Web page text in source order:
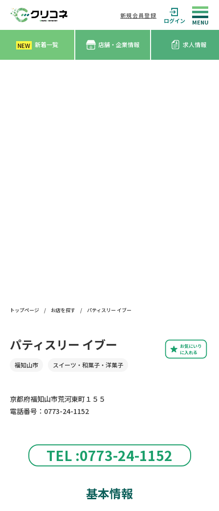
新規会員登録
ログイン
NEW 新着一覧 店舗・企業情報 求人情報
トップページ / お店を探す / パティスリー イブー
TEL :0773-24-1152
お気にいり
に入れる
パティスリー イブー
福知山市 スイーツ・和菓子・洋菓子
京都府福知山市荒河東町１５５
電話番号：0773-24-1152
基本情報